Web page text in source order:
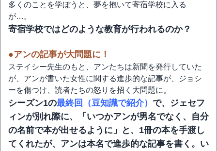
多くのことを学ぼうと、夢を抱いて寄宿学校に入る
が…。
寄宿学校ではどのような教育が行われるのか？
●アンの記事が大問題に！
ステイシー先生のもと、アンたちは新聞を発行していた
が、アンが書いた女性に関する進歩的な記事が、ジョシ
ーを傷つけ、読者たちの怒りを招く大問題に。
シーズン1の最終回（豆知識で紹介） で、ジェセフ
ィンが別れ際に、「いつかアンが男名でなく、自分
の名前で本が出せるように」と、1冊の本を手渡し
てくれたが、アンは本名で進歩的な記事を書く。い